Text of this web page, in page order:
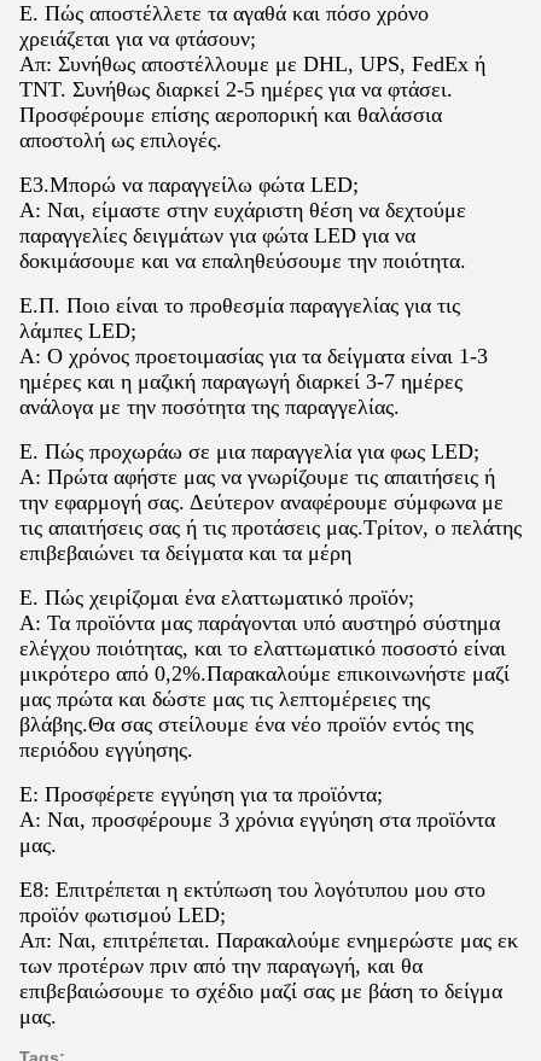
Ε. Πώς αποστέλλετε τα αγαθά και πόσο χρόνο
χρειάζεται για να φτάσουν;
Απ: Συνήθως αποστέλλουμε με DHL, UPS, FedEx ή
TNT. Συνήθως διαρκεί 2-5 ημέρες για να φτάσει.
Προσφέρουμε επίσης αεροπορική και θαλάσσια
αποστολή ως επιλογές.
Ε3.Μπορώ να παραγγείλω φώτα LED;
Α: Ναι, είμαστε στην ευχάριστη θέση να δεχτούμε
παραγγελίες δειγμάτων για φώτα LED για να
δοκιμάσουμε και να επαληθεύσουμε την ποιότητα.
Ε.Π. Ποιο είναι το προθεσμία παραγγελίας για τις
λάμπες LED;
Α: Ο χρόνος προετοιμασίας για τα δείγματα είναι 1-3
ημέρες και η μαζική παραγωγή διαρκεί 3-7 ημέρες
ανάλογα με την ποσότητα της παραγγελίας.
Ε. Πώς προχωράω σε μια παραγγελία για φως LED;
Α: Πρώτα αφήστε μας να γνωρίζουμε τις απαιτήσεις ή
την εφαρμογή σας. Δεύτερον αναφέρουμε σύμφωνα με
τις απαιτήσεις σας ή τις προτάσεις μας.Τρίτον, ο πελάτης
επιβεβαιώνει τα δείγματα και τα μέρη
Ε. Πώς χειρίζομαι ένα ελαττωματικό προϊόν;
Α: Τα προϊόντα μας παράγονται υπό αυστηρό σύστημα
ελέγχου ποιότητας, και το ελαττωματικό ποσοστό είναι
μικρότερο από 0,2%.Παρακαλούμε επικοινωνήστε μαζί
μας πρώτα και δώστε μας τις λεπτομέρειες της
βλάβης.Θα σας στείλουμε ένα νέο προϊόν εντός της
περιόδου εγγύησης.
Ε: Προσφέρετε εγγύηση για τα προϊόντα;
Α: Ναι, προσφέρουμε 3 χρόνια εγγύηση στα προϊόντα
μας.
Ε8: Επιτρέπεται η εκτύπωση του λογότυπου μου στο
προϊόν φωτισμού LED;
Απ: Ναι, επιτρέπεται. Παρακαλούμε ενημερώστε μας εκ
των προτέρων πριν από την παραγωγή, και θα
επιβεβαιώσουμε το σχέδιο μαζί σας με βάση το δείγμα
μας.